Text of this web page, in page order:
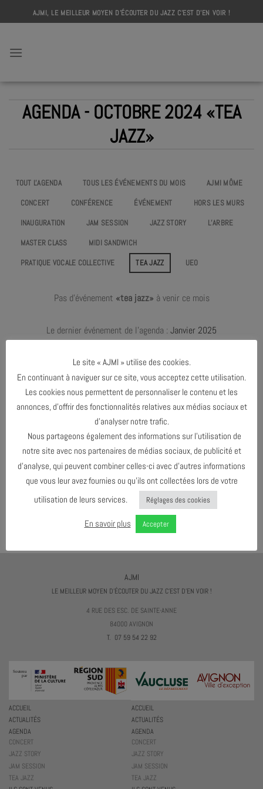
to
AJMI, LE MEILLEUR MOYEN D'ÉCOUTER DU JAZZ C'EST D'EN VOIR !
AGENDA - OCTOBRE 2024 «TEA
JAZZ»
TOUT L'AGENDA TOUS LES ÉVÉNEMENTS DU MOIS
AJMI MÔME
CONCERT
CONFÉRENCE ÉVÉNEMENT
HORS LES MURS
INAUGURATION
JAM SESSION JAZZ STORY
L’ARBRE
MASTER CLASS
MIDI SANDWICH
PRATIQUE VOCALE COLLECTIVE
TEA JAZZ UEO
Pas d'événement «tea jazz» à venir ce mois
Le dernier événement de l'agenda : Janvier 2025
JANVIER 2024
AGENDA AU FORMATI CAL
TÉLÉCHARGER LE PROGRAMME
AJMI
LE MEILLEUR MOYEN D'ÉCOUTER DU JAZZ C'EST D'EN VOIR !
4 RUE DES ESC. DE SAINTE-ANNE
84000 AVIGNON
T. 07 59 54 22 92
ACCUEIL
ACTUALITÉS
AGENDA
CONCERT
JAZZ STORY
JAM SESSION
TEA JAZZ
ACCUEIL
ACTUALITÉS
AGENDA
CONCERT
JAZZ STORY
JAM SESSION
TEA JAZZ
Le site « AJMI » utilise des cookies.
En continuant à naviguer sur ce site, vous acceptez cette utilisation.
Les cookies nous permettent de personnaliser le contenu et les
annonces, d’offrir des fonctionnalités relatives aux médias sociaux et
d’analyser notre trafic.
Nous partageons également des informations sur l’utilisation de
notre site avec nos partenaires de médias sociaux, de publicité et
d’analyse, qui peuvent combiner celles-ci avec d’autres informations
que vous leur avez fournies ou qu’ils ont collectées lors de votre
utilisation de leurs services.
Réglages des cookies
En savoir plus Accepter